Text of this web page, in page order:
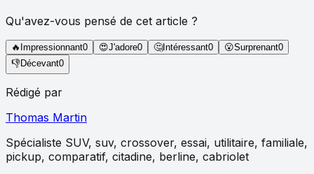
Qu'avez-vous pensé de cet article ?
🔥 Impressionnant0 😍J'adore0 🤔Intéressant0 😮Surprenant0
👎Décevant0
Rédigé par
Thomas Martin
Spécialiste SUV, suv, crossover, essai, utilitaire, familiale,
pickup, comparatif, citadine, berline, cabriolet